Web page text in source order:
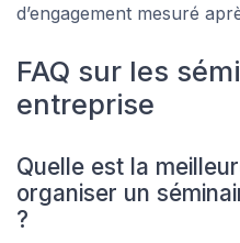
d’engagement mesuré
FAQ sur les
entreprise
Quelle est la
organiser un
?